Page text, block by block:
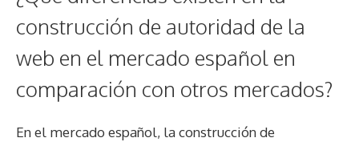
construcción de autoridad de la
web en el mercado español en
comparación con otros mercados?
En el mercado español, la construcción de